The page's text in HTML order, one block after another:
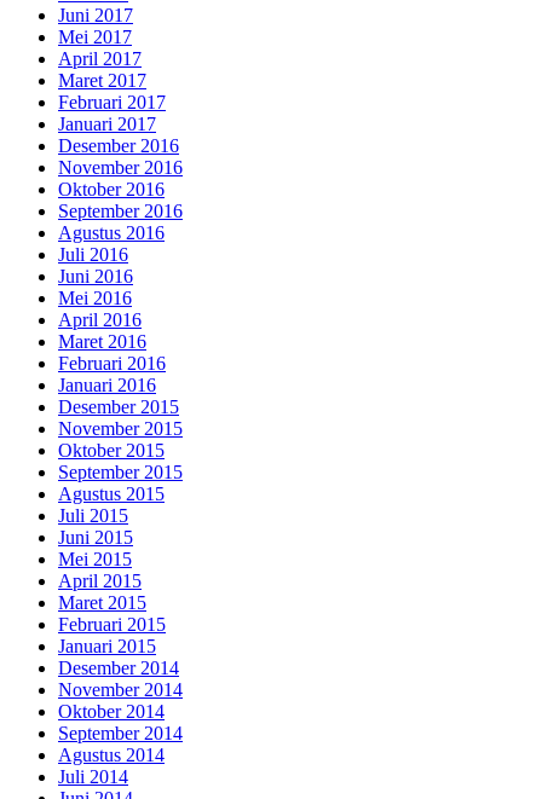
Juni 2017
Mei 2017
April 2017
Maret 2017
Februari 2017
Januari 2017
Desember 2016
November 2016
Oktober 2016
September 2016
Agustus 2016
Juli 2016
Juni 2016
Mei 2016
April 2016
Maret 2016
Februari 2016
Januari 2016
Desember 2015
November 2015
Oktober 2015
September 2015
Agustus 2015
Juli 2015
Juni 2015
Mei 2015
April 2015
Maret 2015
Februari 2015
Januari 2015
Desember 2014
November 2014
Oktober 2014
September 2014
Agustus 2014
Juli 2014